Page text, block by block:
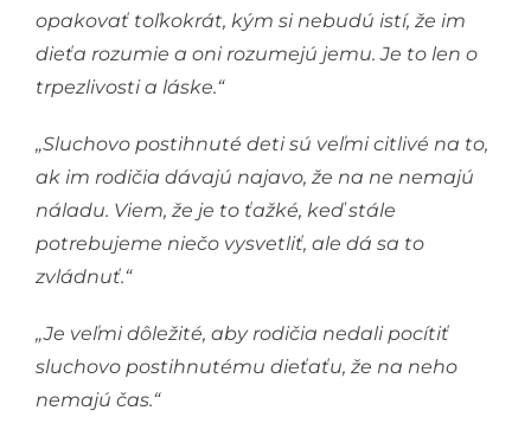
opakovať toľkokrát, kým si nebudú istí, že im
dieťa rozumie a oni rozumejú jemu. Je to len o
trpezlivosti a láske.“
„Sluchovo postihnuté deti sú veľmi citlivé na to,
ak im rodičia dávajú najavo, že na ne nemajú
náladu. Viem, že je to ťažké, keď stále
potrebujeme niečo vysvetliť, ale dá sa to
zvládnuť.“
„Je veľmi dôležité, aby rodičia nedali pocítiť
sluchovo postihnutému dieťaťu, že na neho
nemajú čas.“